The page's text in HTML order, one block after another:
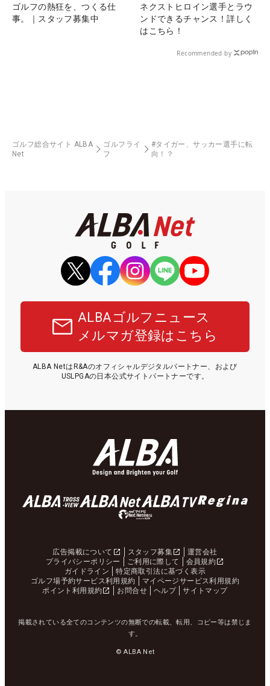
ゴルフの熱狂を、つくる仕
事。｜スタッフ募集中
ネクストヒロイン選手とラウ
ンドできるチャンス！詳しく
はこちら！
Recommended by
ゴルフ総合サイト ALBA
Net
ゴルフライ
フ
#タイガー、サッカー選手に転
向！？
ALBAゴルフニュース
メルマガ登録はこちら
ALBA NetはR&Aのオフィシャルデジタルパートナー、および
USLPGAの日本公式サイトパートナーです。
広告掲載について スタッフ募集
運営会社
プライバシーポリシー
ご利用に際して
会員規約
ガイドライン
特定商取引法に基づく表示
ゴルフ場予約サービス利用規約
マイページサービス利用規約
ポイント利用規約
お問合せ ヘルプ サイトマップ
掲載されている全てのコンテンツの無断での転載、転用、コピー等は禁じま
す。
© ALBA Net